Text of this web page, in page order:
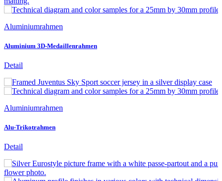
Aluminiumrahmen
Aluminium 3D-Medaillenrahmen
Detail
Aluminiumrahmen
Alu-Trikotrahmen
Detail